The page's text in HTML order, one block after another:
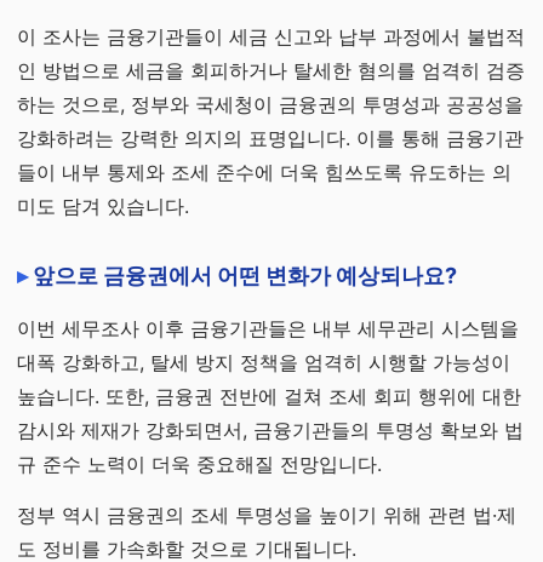
이 조사는 금융기관들이 세금 신고와 납부 과정에서 불법적
인 방법으로 세금을 회피하거나 탈세한 혐의를 엄격히 검증
하는 것으로, 정부와 국세청이 금융권의 투명성과 공공성을
강화하려는 강력한 의지의 표명입니다. 이를 통해 금융기관
들이 내부 통제와 조세 준수에 더욱 힘쓰도록 유도하는 의
미도 담겨 있습니다.
앞으로 금융권에서 어떤 변화가 예상되나요?
이번 세무조사 이후 금융기관들은 내부 세무관리 시스템을
대폭 강화하고, 탈세 방지 정책을 엄격히 시행할 가능성이
높습니다. 또한, 금융권 전반에 걸쳐 조세 회피 행위에 대한
감시와 제재가 강화되면서, 금융기관들의 투명성 확보와 법
규 준수 노력이 더욱 중요해질 전망입니다.
정부 역시 금융권의 조세 투명성을 높이기 위해 관련 법·제
도 정비를 가속화할 것으로 기대됩니다.